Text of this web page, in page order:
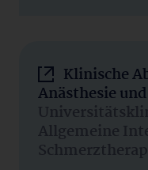
Klinische
Anästhesie
Allgemeine